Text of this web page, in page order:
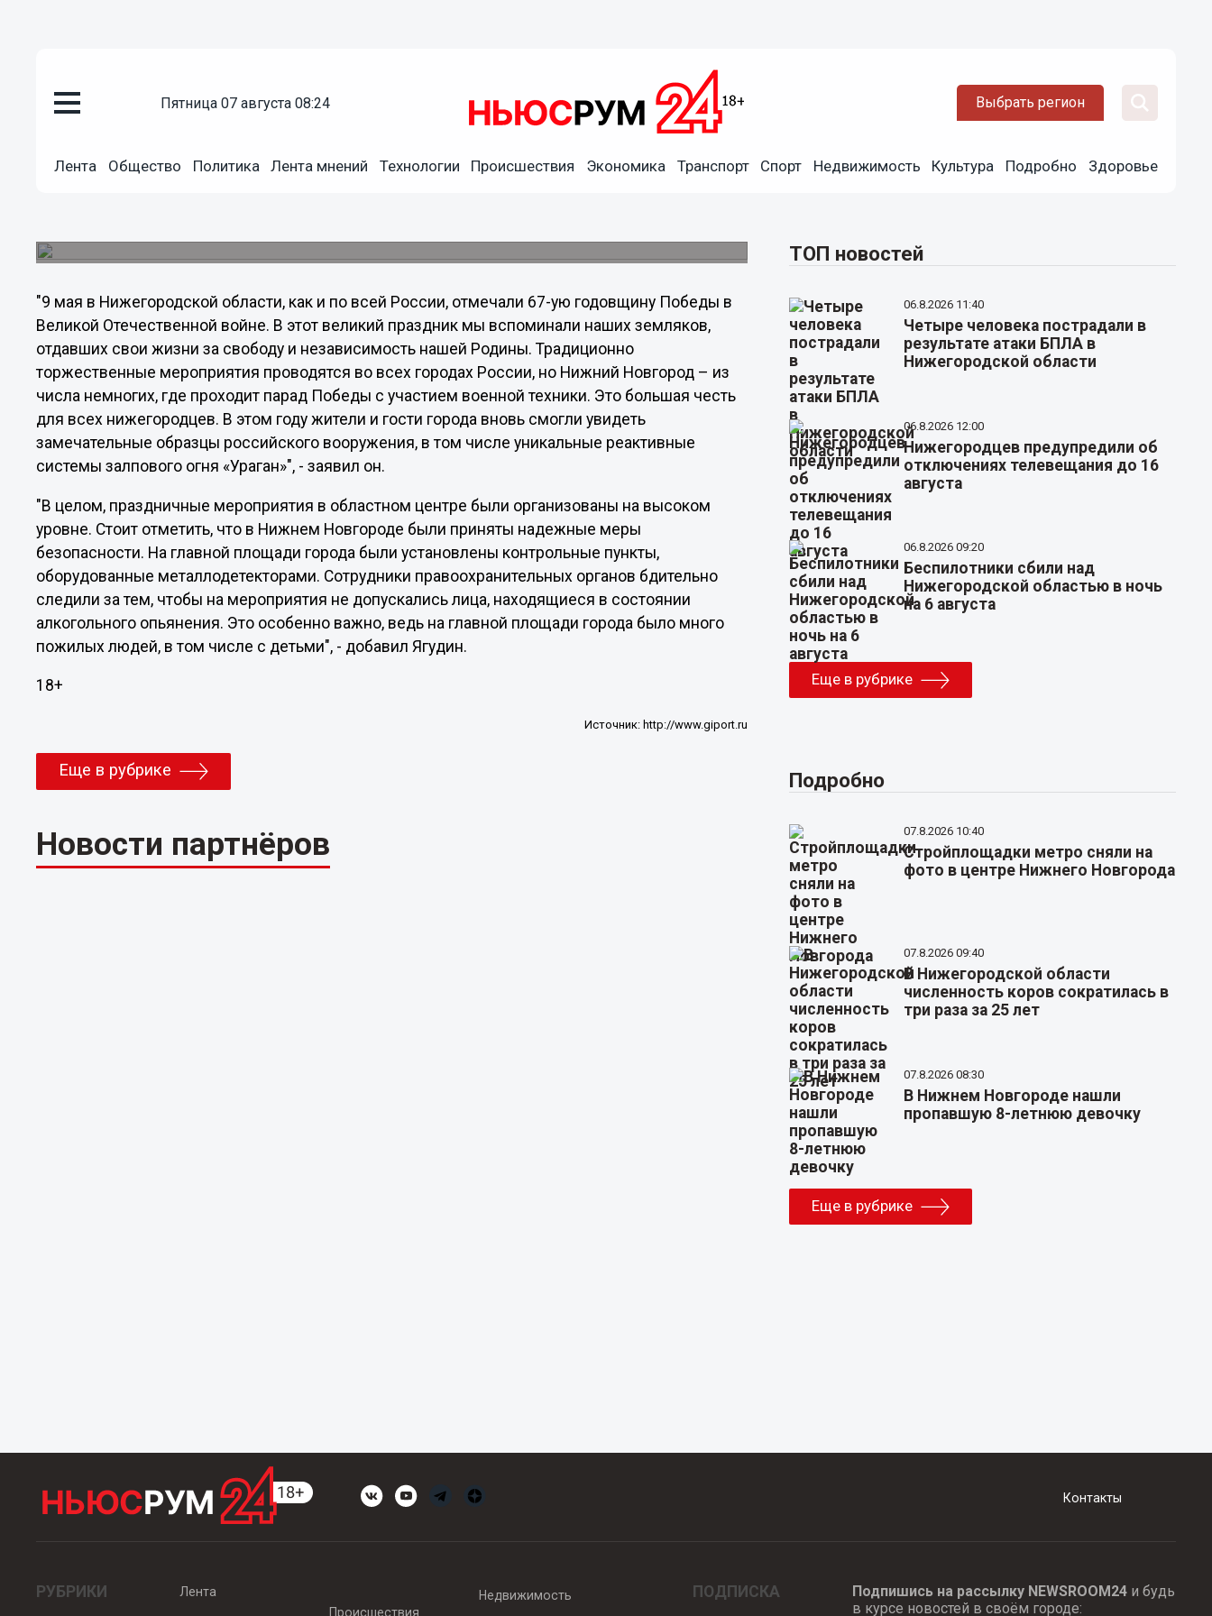
пятница 07 августа 08:24 Выбрать регион
Лента Общество Политика Лента мнений Технологии Происшествия Экономика Транспорт Спорт Недвижимость Культура Подробно Здоровье
11.05.2012 02:37
«Праздничные мероприятия в Нижнем Новгороде были
организованы на высоком уровне», - Исхак Ягудин
"9 мая в Нижегородской области, как и по всей России, отмечали 67-ую годовщину Победы в
Великой Отечественной войне. В этот великий праздник мы вспоминали наших земляков,
отдавших свои жизни за свободу и независимость нашей Родины. Традиционно
торжественные мероприятия проводятся во всех городах России, но Нижний Новгород – из
числа немногих, где проходит парад Победы с участием военной техники. Это большая честь
для всех нижегородцев. В этом году жители и гости города вновь смогли увидеть
замечательные образцы российского вооружения, в том числе уникальные реактивные
системы залпового огня «Ураган»", - заявил он.
"В целом, праздничные мероприятия в областном центре были организованы на высоком
уровне. Стоит отметить, что в Нижнем Новгороде были приняты надежные меры
безопасности. На главной площади города были установлены контрольные пункты,
оборудованные металлодетекторами. Сотрудники правоохранительных органов бдительно
следили за тем, чтобы на мероприятия не допускались лица, находящиеся в состоянии
алкогольного опьянения. Это особенно важно, ведь на главной площади города было много
пожилых людей, в том числе с детьми", - добавил Ягудин.
18+
Источник: http://www.giport.ru
Еще в рубрике
Новости партнёров
ТОП новостей
06.8.2026 11:40
Четыре человека пострадали в
результате атаки БПЛА в
Нижегородской области
06.8.2026 12:00
Нижегородцев предупредили об
отключениях телевещания до 16
августа
06.8.2026 09:20
Беспилотники сбили над
Нижегородской областью в ночь
на 6 августа
Еще в рубрике
Подробно
07.8.2026 10:40
Стройплощадки метро сняли на
фото в центре Нижнего Новгорода
07.8.2026 09:40
В Нижегородской области
численность коров сократилась в
три раза за 25 лет
07.8.2026 08:30
В Нижнем Новгороде нашли
пропавшую 8-летнюю девочку
Еще в рубрике
Контакты
РУБРИКИ
Лента
Происшествия
Недвижимость ПОДПИСКА Подпишись на рассылку NEWSROOM24и будь
в курсе новостей в своём городе: